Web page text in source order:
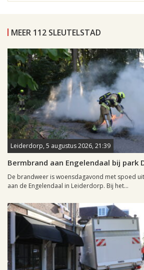
MEER 112 SLEUTELSTAD
Leiderdorp, 5 augustus 2026, 21:39
Bermbrand aan Engelendaal bij park
De brandweer is woensdagavond met spoed
aan de Engelendaal in Leiderdorp. Bij het...